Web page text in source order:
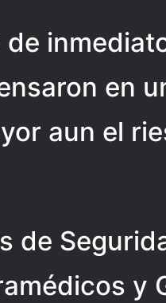
de
en
aun el
de
y